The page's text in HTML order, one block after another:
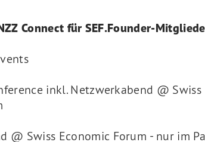
Connect für SEF.Founder-
inkl. Netzwerkabend @ Swiss
@ Swiss Economic Forum - nur im